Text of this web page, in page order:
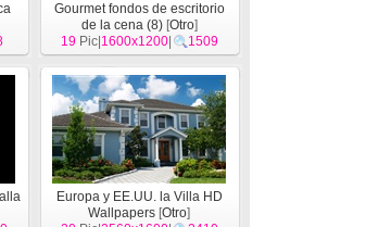
Gourmet fondos de escritorio
de la cena (8)[Otro]
19Pic| 1600x1200| 1509
Europa y EE.UU. la Villa HD
Wallpapers [Otro]